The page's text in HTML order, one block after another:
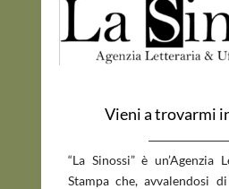
Vieni a trovarmi
“La Sinossi” è
Stampa che, avvalendosi